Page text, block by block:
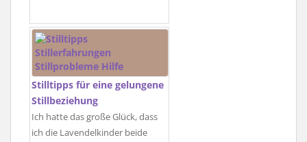
Stilltipps für eine gelungene
Stillbeziehung
Ich hatte das große Glück, dass
ich die Lavendelkinder beide